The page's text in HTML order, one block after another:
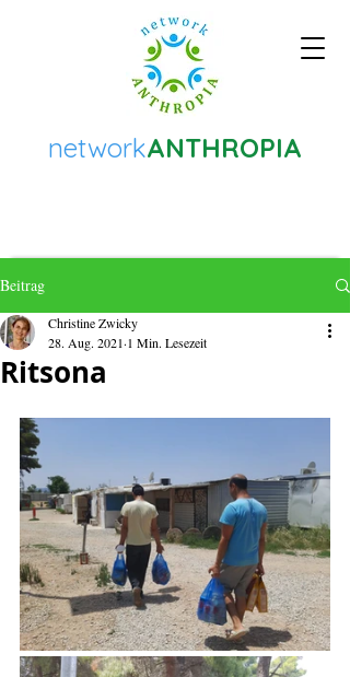
networkANTHROPIA
Beitrag
Ritsona
Christine Zwicky
28. Aug. 2021 1 Min. Lesezeit